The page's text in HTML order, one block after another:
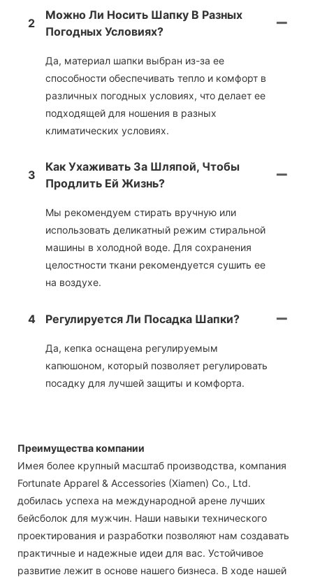
2
Можно Ли Носить Шапку В Разных
Погодных Условиях?
Да, материал шапки выбран из-за ее
способности обеспечивать тепло и комфорт в
различных погодных условиях, что делает ее
подходящей для ношения в разных
климатических условиях.
3
Как Ухаживать За Шляпой, Чтобы
Продлить Ей Жизнь?
Мы рекомендуем стирать вручную или
использовать деликатный режим стиральной
машины в холодной воде. Для сохранения
целостности ткани рекомендуется сушить ее
на воздухе.
4 Регулируется Ли Посадка Шапки?
Да, кепка оснащена регулируемым
капюшоном, который позволяет регулировать
посадку для лучшей защиты и комфорта.
Преимущества компании
Имея более крупный масштаб производства, компания
Fortunate Apparel & Accessories (Xiamen) Co., Ltd.
добилась успеха на международной арене лучших
бейсболок для мужчин. Наши навыки технического
проектирования и разработки позволяют нам создавать
практичные и надежные идеи для вас. Устойчивое
развитие лежит в основе нашего бизнеса. В ходе нашей